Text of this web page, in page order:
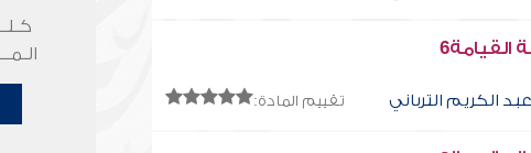
الكريم الترباني تقييم المادة: